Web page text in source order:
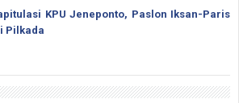
KPU Jeneponto, Paslon Iksan-Paris
Pilkada